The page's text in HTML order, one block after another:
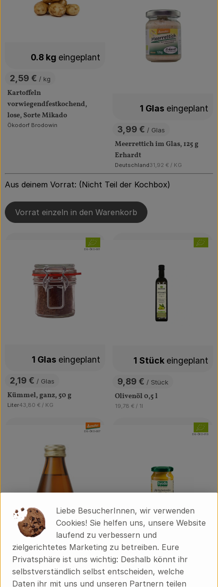
, Preis:
2,59 € / kg
Kartoffeln
vorwiegendfestkochend,
lose, Sorte Mikado
, Herkunft:
Ökodorf Brodowin
0.8 kg eingeplant
, Preis:
3,99 €/ Glas
Meerrettich im Glas, 125 g
Erhardt
, Herkunft:
Deutschland, Referenzpreis:
31,92 € / KG
1 Glas eingeplant
Aus deinem Vorrat: (Nicht Teil der Kochbox)
Vorrat einzeln in den Warenkorb
, Preis:
2,19 € / Glas
Kümmel, ganz, 50 g
, Herkunft:
Liter, Referenzpreis:
43,80 € / KG
1 Glas eingeplant
, Verband:
, Kontrollstelle:
DE-ÖKO-001
, Preis:
9,89 € / Stück
Olivenöl 0,5 l
, Referenzpreis:
19,78 € / 1l
1 Stück eingeplant
,
, Verband:
, Kontrollstelle:
DE-ÖKO-007
, Preis:
2,99 €/ GL
1 Glaseingeplant
,
, Kontrollstelle:
DE-ÖKO-013
Liebe BesucherInnen, wir verwenden
Cookies! Sie helfen uns, unsere Website
laufend zu verbessern und
zielgerichtetes Marketing zu betreiben. Eure
Privatsphäre ist uns wichtig: Deshalb könnt ihr
selbstverständlich selbst entscheiden, welche
Daten ihr mit uns und unseren Partnern teilen